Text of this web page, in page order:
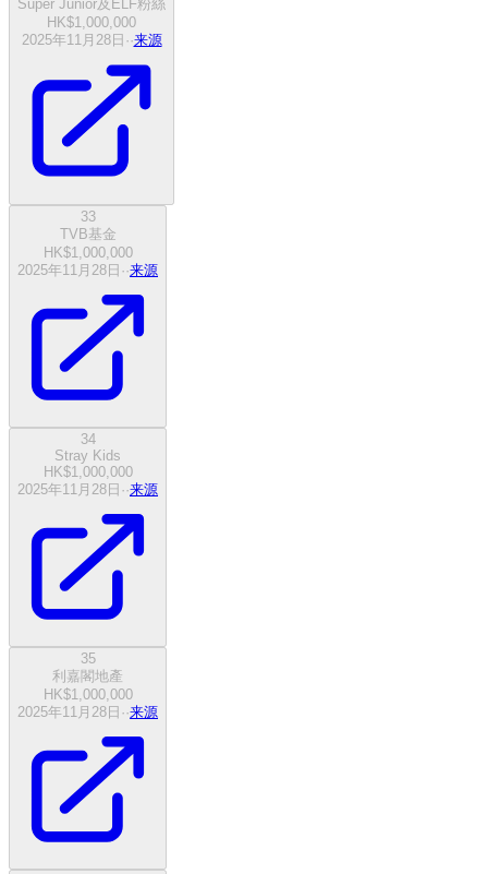
Super Junior及ELF粉絲
HK$1,000,000
2025年11月28日 ··来源
33
TVB基金
HK$1,000,000
2025年11月28日 ··来源
34
Stray Kids
HK$1,000,000
2025年11月28日 ··来源
35
利嘉閣地產
HK$1,000,000
2025年11月28日 ··来源